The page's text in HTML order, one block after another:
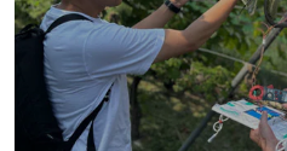
データ利活用
運用管理
業務支援・マーケティング